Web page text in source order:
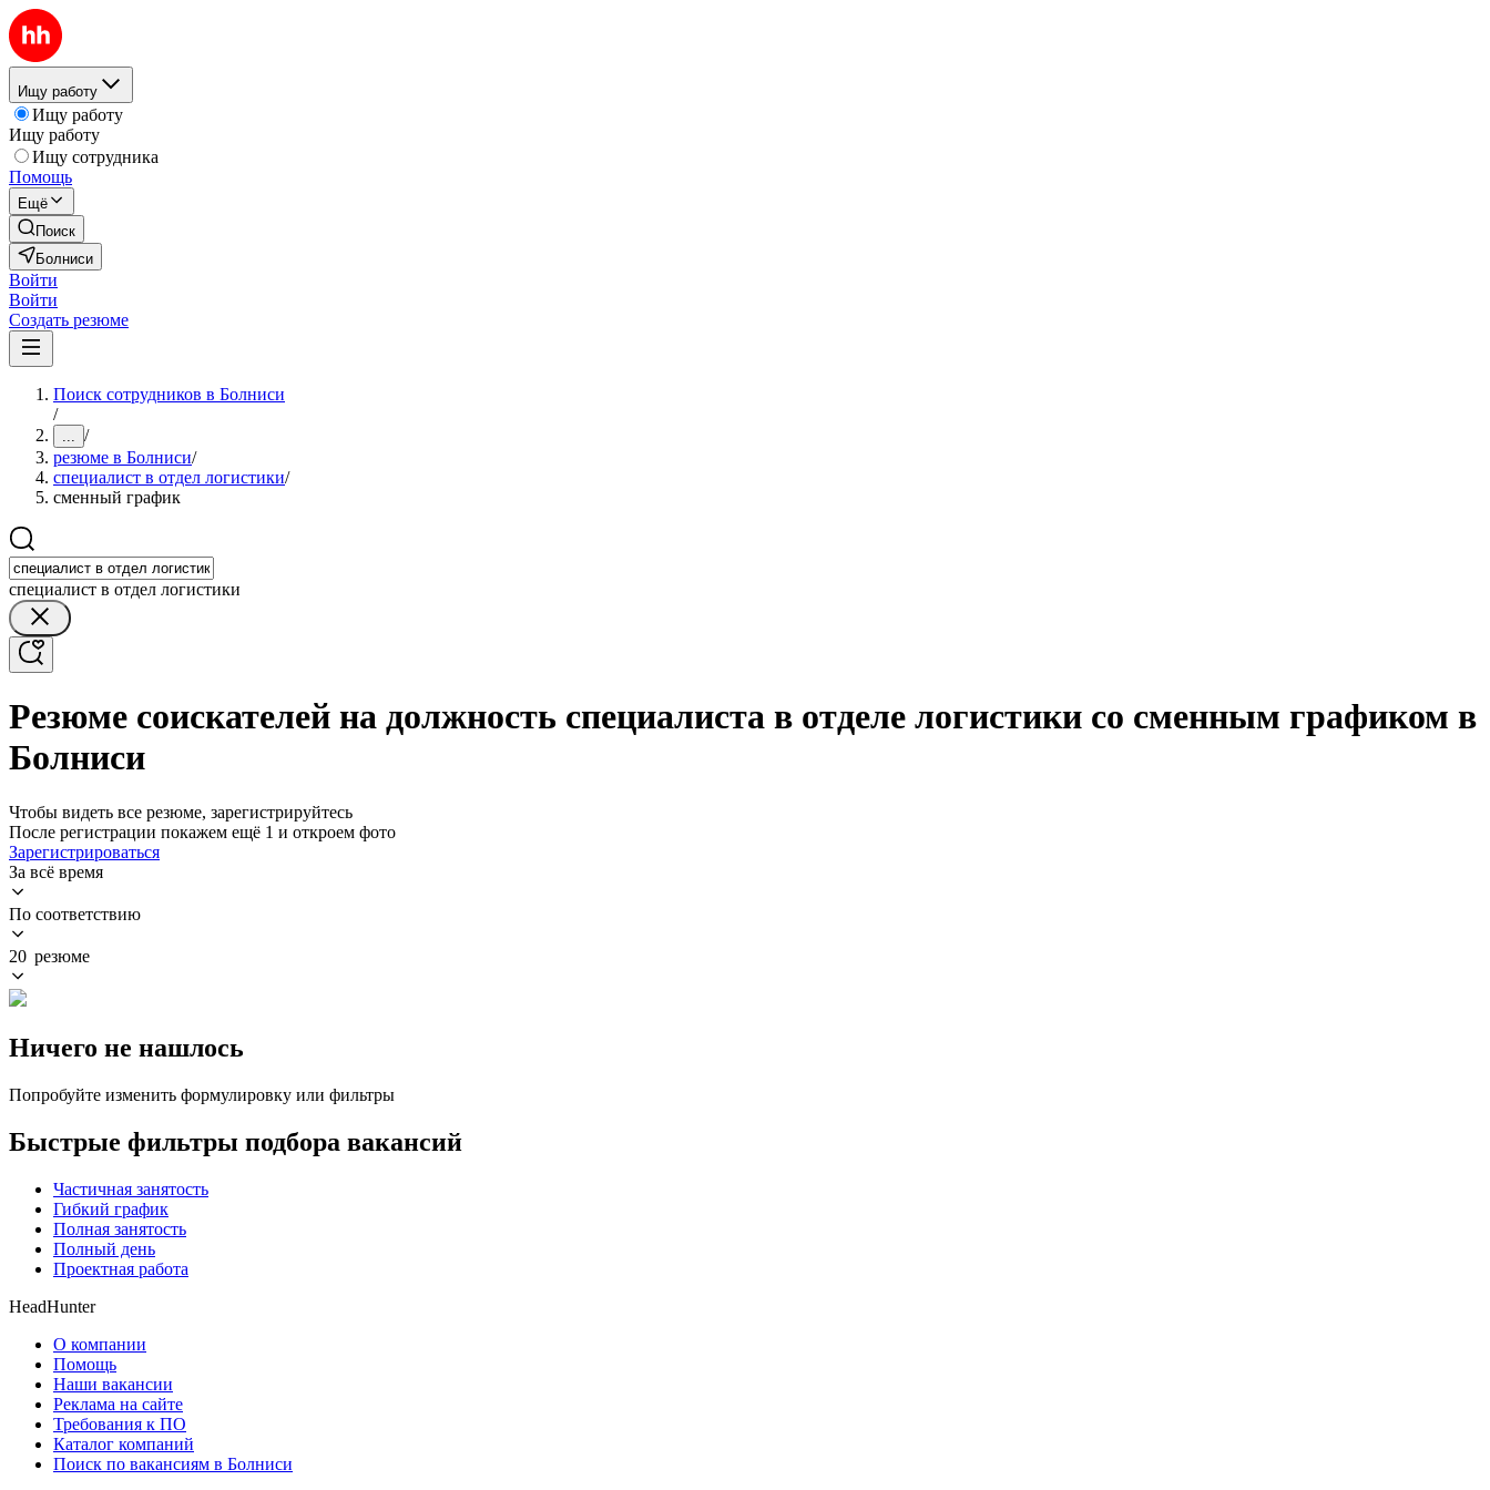
Ищу работу
Ищу работу
Ищу работу
Ищу сотрудника
Помощь
Ещё
Поиск
Болниси
Войти
Войти
Создать резюме
Поиск сотрудников в Болниси
/
... /
резюме в Болниси/
специалист в отдел логистики/
сменный график
специалист в отдел логистики
Резюме соискателей на должность специалиста в отделе логистики со сменным графиком в
Болниси
Чтобы видеть все резюме, зарегистрируйтесь
После регистрации покажем ещё 1 и откроем фото
Зарегистрироваться
За всё время
По соответствию
20 резюме
Ничего не нашлось
Попробуйте изменить формулировку или фильтры
Быстрые фильтры подбора вакансий
Частичная занятость
Гибкий график
Полная занятость
Полный день
Проектная работа
HeadHunter
О компании
Помощь
Наши вакансии
Реклама на сайте
Требования к ПО
Каталог компаний
Поиск по вакансиям в Болниси